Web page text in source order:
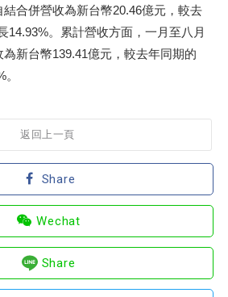
合併營收為新台幣20.46億元，較去
14.93%。累計營收方面，一月至八月
新台幣139.41億元，較去年同期的
返回上一頁
Share
Wechat
Share